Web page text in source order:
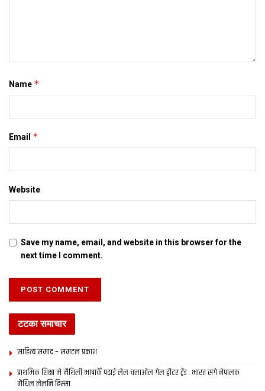
Name *
Email *
Website
Save my name, email, and website in this browser for the
next time I comment.
टटका समाचार
साहित्य समाद – समटल प्रकाश
प्राथमिक शि‍क्षा मे मैथि‍ली भाषाकेँ पढ़ाई लेल चलाओल गेल ट्वीटर ट्रेंड : भारत संगे नेपालक
मैथिल लेलनि हिस्सा